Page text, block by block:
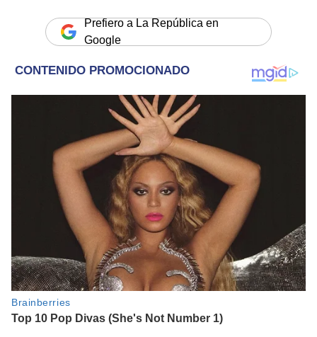
Prefiero a La República en
Google